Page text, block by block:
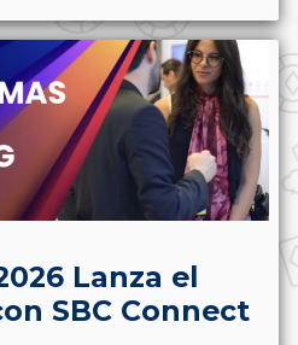
Lanza el
SBC Connect